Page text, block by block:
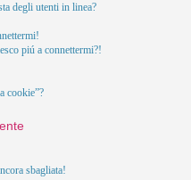
degli utenti in linea?
piú a connettermi?!
cookie”?
sbagliata!